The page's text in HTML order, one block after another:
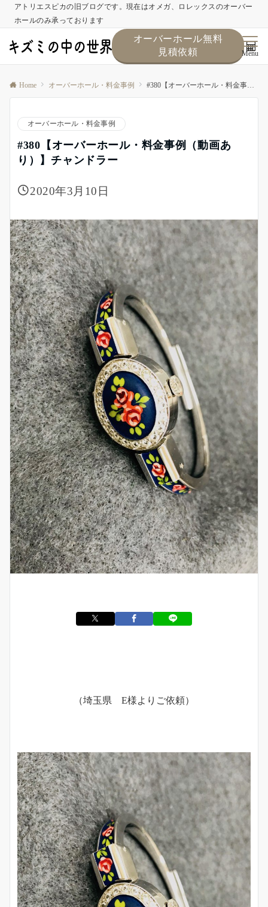
アトリエスピカの旧ブログです。現在はオメガ、ロレックスのオーバー
ホールのみ承っております
オーバーホール無料
見積依頼
Menu
Home オーバーホール・料金事例 #380【オーバーホール・料金事例（動画あり）】チャンドラー
オーバーホール・料金事例
#380【オーバーホール・料金事例（動画あ
り）】チャンドラー
2020年3月10日
（埼玉県 E様よりご依頼）